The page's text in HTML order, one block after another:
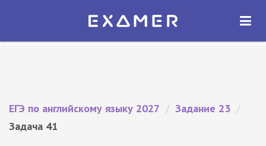
Экзамер — ЕГЭ 2027
ОТКРЫТЬ
ЕГЭ по английскому языку 2027 / Задание 23 /
Задача 41